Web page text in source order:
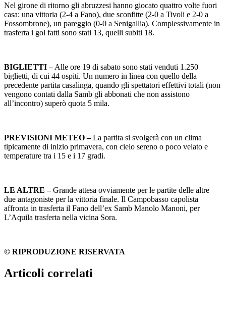
Nel girone di ritorno gli abruzzesi hanno giocato quattro volte fuori
casa: una vittoria (2-4 a Fano), due sconfitte (2-0 a Tivoli e 2-0 a
Fossombrone), un pareggio (0-0 a Senigallia). Complessivamente in
trasferta i gol fatti sono stati 13, quelli subiti 18.
BIGLIETTI –Alle ore 19 di sabato sono stati venduti 1.250
biglietti, di cui 44 ospiti. Un numero in linea con quello della
precedente partita casalinga, quando gli spettatori effettivi totali (non
vengono contati dalla Samb gli abbonati che non assistono
all’incontro) superò quota 5 mila.
PREVISIONI METEO –La partita si svolgerà con un clima
tipicamente di inizio primavera, con cielo sereno o poco velato e
temperature tra i 15 e i 17 gradi.
LE ALTRE –Grande attesa ovviamente per le partite delle altre
due antagoniste per la vittoria finale. Il Campobasso capolista
affronta in trasferta il Fano dell’ex Samb Manolo Manoni, per
L’Aquila trasferta nella vicina Sora.
© RIPRODUZIONE RISERVATA
Articoli correlati